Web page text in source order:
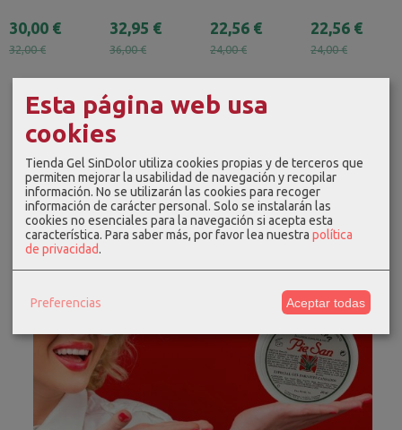
30,00 €
32,00 €
32,95 €
36,00 €
22,56 €
24,00 €
22,56 €
24,00 €
Esta página web usa
cookies
Tienda Gel SinDolor utiliza cookies propias y de terceros que
permiten mejorar la usabilidad de navegación y recopilar
información. No se utilizarán las cookies para recoger
información de carácter personal. Solo se instalarán las
cookies no esenciales para la navegación si acepta esta
característica. Para saber más, por favor lea nuestra política
de privacidad.
Preferencias Aceptar todas